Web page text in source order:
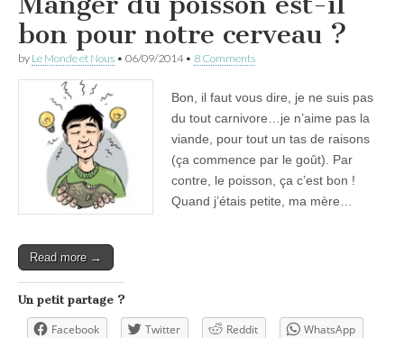
bon pour notre cerveau ?
by Le Monde et Nous • 06/09/2014• 8 Comments
Bon, il faut vous dire, je ne suis pas
du tout carnivore…je n’aime pas la
viande, pour tout un tas de raisons
(ça commence par le goût). Par
contre, le poisson, ça c’est bon !
Quand j’étais petite, ma mère…
Read more →
Un petit partage ?
Facebook Twitter Reddit
WhatsApp